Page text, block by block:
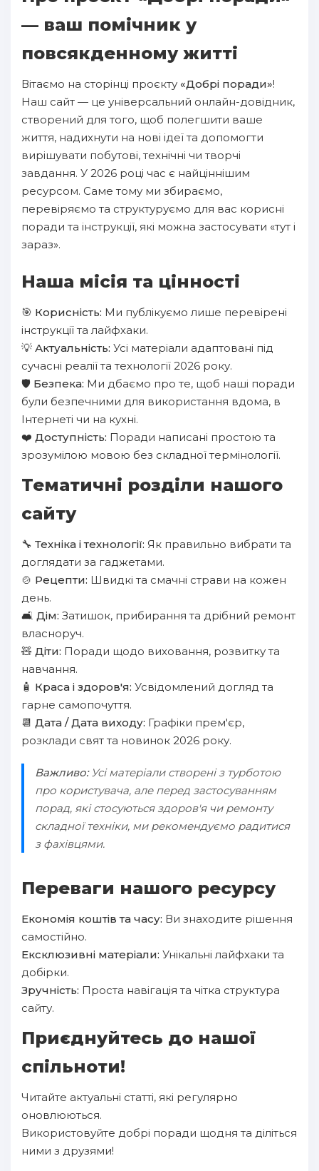
— ваш помічник у
повсякденному житті
Вітаємо на сторінці проєкту «Добрі поради»!
Наш сайт — це універсальний онлайн-довідник,
створений для того, щоб полегшити ваше
життя, надихнути на нові ідеї та допомогти
вирішувати побутові, технічні чи творчі
завдання. У 2026 році час є найціннішим
ресурсом. Саме тому ми збираємо,
перевіряємо та структуруємо для вас корисні
поради та інструкції, які можна застосувати «тут і
зараз».
Наша місія та цінності
🎯 Корисність: Ми публікуємо лише перевірені
інструкції та лайфхаки.
💡 Актуальність: Усі матеріали адаптовані під
сучасні реалії та технології 2026 року.
🛡️ Безпека: Ми дбаємо про те, щоб наші поради
були безпечними для використання вдома, в
Інтернеті чи на кухні.
❤️ Доступність: Поради написані простою та
зрозумілою мовою без складної термінології.
Тематичні розділи нашого
сайту
🔧 Техніка і технології: Як правильно вибрати та
доглядати за гаджетами.
🍲 Рецепти: Швидкі та смачні страви на кожен
день.
🛋️ Дім: Затишок, прибирання та дрібний ремонт
власноруч.
🧸 Діти: Поради щодо виховання, розвитку та
навчання.
🧴 Краса і здоров'я: Усвідомлений догляд та
гарне самопочуття.
📆 Дата / Дата виходу: Графіки прем'єр,
розклади свят та новинок 2026 року.
Важливо:Усі матеріали створені з турботою
про користувача, але перед застосуванням
порад, які стосуються здоров'я чи ремонту
складної техніки, ми рекомендуємо радитися
з фахівцями.
Переваги нашого ресурсу
Економія коштів та часу: Ви знаходите рішення
самостійно.
Ексклюзивні матеріали: Унікальні лайфхаки та
добірки.
Зручність: Проста навігація та чітка структура
сайту.
Приєднуйтесь до нашої
спільноти!
Читайте актуальні статті, які регулярно
оновлюються.
Використовуйте добрі поради щодня та діліться
ними з друзями!